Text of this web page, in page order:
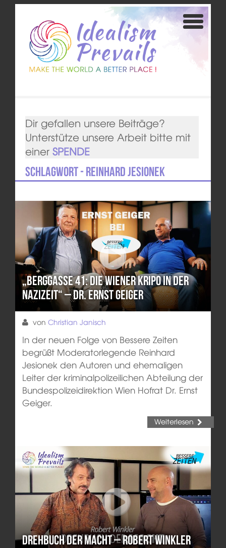
Dir gefallen unsere Beiträge?
Unterstütze unsere Arbeit bitte mit
einer SPENDE
Schlagwort - Reinhard Jesionek
„Berggasse 41: Die Wiener Kripo in der
Nazizeit“ – Dr. Ernst Geiger
von Christian Janisch
In der neuen Folge von Bessere Zeiten
begrüßt Moderatorlegende Reinhard
Jesionek den Autoren und ehemaligen
Leiter der kriminalpolizeilichen Abteilung der
Bundespolizeidirektion Wien Hofrat Dr. Ernst
Geiger.
Weiterlesen
Drehbuch der Macht – Robert Winkler